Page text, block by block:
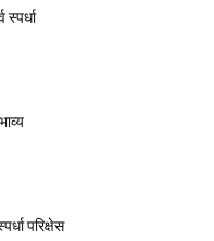
स्पर्धा
परिक्षेस